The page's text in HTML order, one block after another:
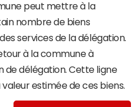
peut mettre à la
nombre de biens
services de la délégation.
à la commune à
de délégation. Cette ligne
estimée de ces biens.